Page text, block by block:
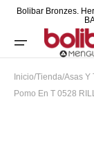
CONTENIDO
Bolibar Bronzes.
Inicio/Tienda/Asas Y
Pomo En T 0528